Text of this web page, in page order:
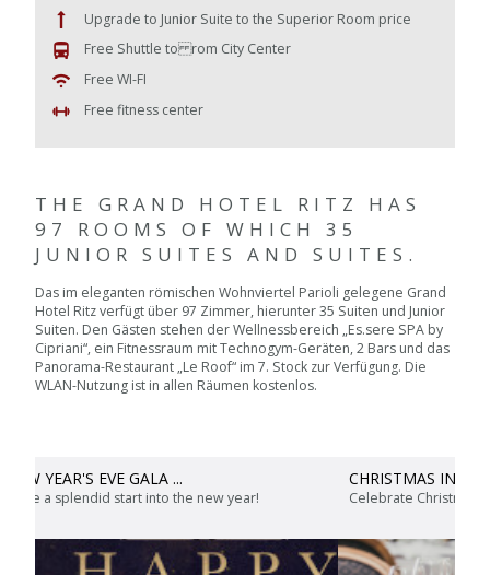
Upgrade to Junior Suite to the Superior Room price
Free Shuttle to rom City Center
Free WI-FI
Free fitness center
THE GRAND HOTEL RITZ HAS
97 ROOMS OF WHICH 35
JUNIOR SUITES AND SUITES.
Das im eleganten römischen Wohnviertel Parioli gelegene Grand
Hotel Ritz verfügt über 97 Zimmer, hierunter 35 Suiten und Junior
Suiten. Den Gästen stehen der Wellnessbereich „Es.sere SPA by
Cipriani“, ein Fitnessraum mit Technogym-Geräten, 2 Bars und das
Panorama-Restaurant „Le Roof“ im 7. Stock zur Verfügung. Die
WLAN-Nutzung ist in allen Räumen kostenlos.
CHRISTMAS IN ROME
Celebrate Christmas in Rome!